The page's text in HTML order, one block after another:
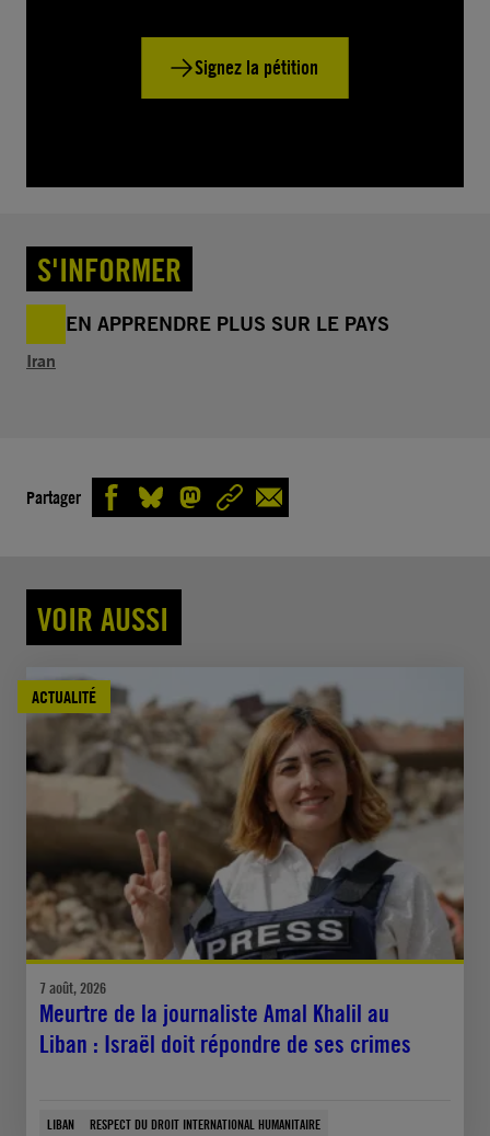
Signez la pétition
S'INFORMER
EN APPRENDRE PLUS SUR LE PAYS
Iran
Partager
VOIR AUSSI
ACTUALITÉ
7 août, 2026
Meurtre de la journaliste Amal Khalil au
Liban : Israël doit répondre de ses crimes
LIBAN RESPECT DU DROIT INTERNATIONAL HUMANITAIRE